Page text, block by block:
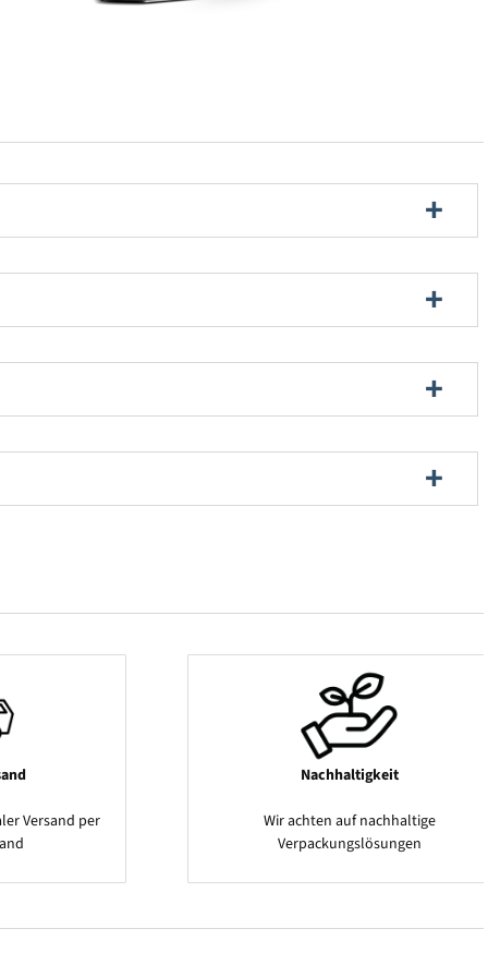
Versand per
Nachhaltigkeit
Wir achten auf nachhaltige
Verpackungslösungen